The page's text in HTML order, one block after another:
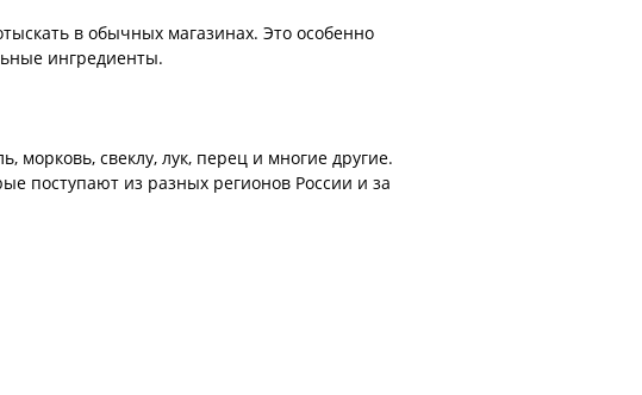
в обычных магазинах. Это особенно
ингредиенты.
свеклу, лук, перец и многие другие.
поступают из разных регионов России и за